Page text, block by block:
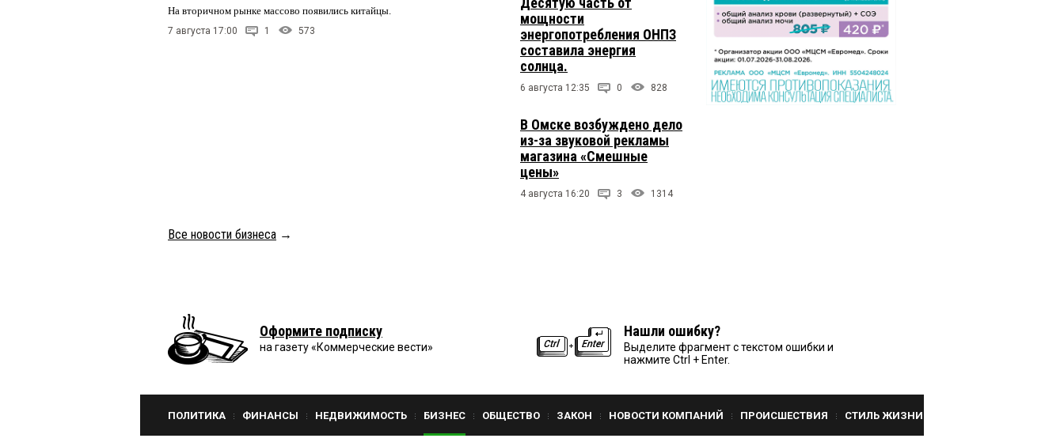
На вторичном рынке массово появились китайцы.
7 августа 17:00 1 573
мощности
энергопотребления ОНПЗ
составила энергия
солнца.
6 августа 12:35 0 828
В Омске возбуждено дело
из-за звуковой рекламы
магазина «Смешные
цены»
4 августа 16:20 3 1314
Все новости бизнеса →
Оформите подписку
на газету «Коммерческие вести»
Нашли ошибку?
Выделите фрагмент с текстом ошибки и
нажмите Ctrl + Enter.
ПОЛИТИКА ФИНАНСЫ НЕДВИЖИМОСТЬ БИЗНЕС ОБЩЕСТВО ЗАКОН НОВОСТИ КОМПАНИЙ ПРОИСШЕСТВИЯ СТИЛЬ ЖИЗНИ